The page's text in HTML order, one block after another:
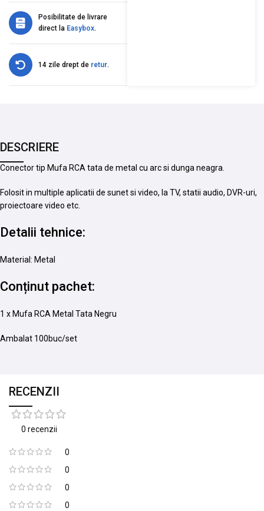
Posibilitate de livrare
direct la Easybox.
14 zile drept de retur.
DESCRIERE
Conector tip Mufa RCA tata de metal cu arc si dunga neagra.
Folosit in multiple aplicatii de sunet si video, la TV, statii audio, DVR-uri,
proiectoare video etc.
Detalii tehnice:
Material: Metal
Conținut pachet:
1 x Mufa RCA Metal Tata Negru
Ambalat 100buc/set
RECENZII
0 recenzii
0
0
0
0